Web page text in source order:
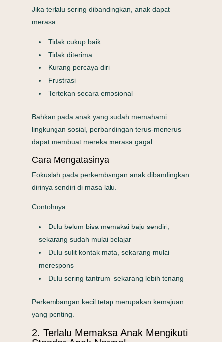
Jika terlalu sering dibandingkan, anak dapat
merasa:
Tidak cukup baik
Tidak diterima
Kurang percaya diri
Frustrasi
Tertekan secara emosional
Bahkan pada anak yang sudah memahami
lingkungan sosial, perbandingan terus-menerus
dapat membuat mereka merasa gagal.
Cara Mengatasinya
Fokuslah pada perkembangan anak dibandingkan
dirinya sendiri di masa lalu.
Contohnya:
Dulu belum bisa memakai baju sendiri,
sekarang sudah mulai belajar
Dulu sulit kontak mata, sekarang mulai
merespons
Dulu sering tantrum, sekarang lebih tenang
Perkembangan kecil tetap merupakan kemajuan
yang penting.
2. Terlalu Memaksa Anak Mengikuti